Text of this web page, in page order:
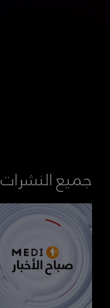
جميع النشرات